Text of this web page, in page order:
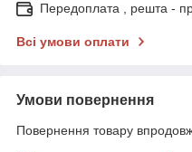
Передоплата , решта -
Всі умови оплати
Умови повернення
Повернення товару